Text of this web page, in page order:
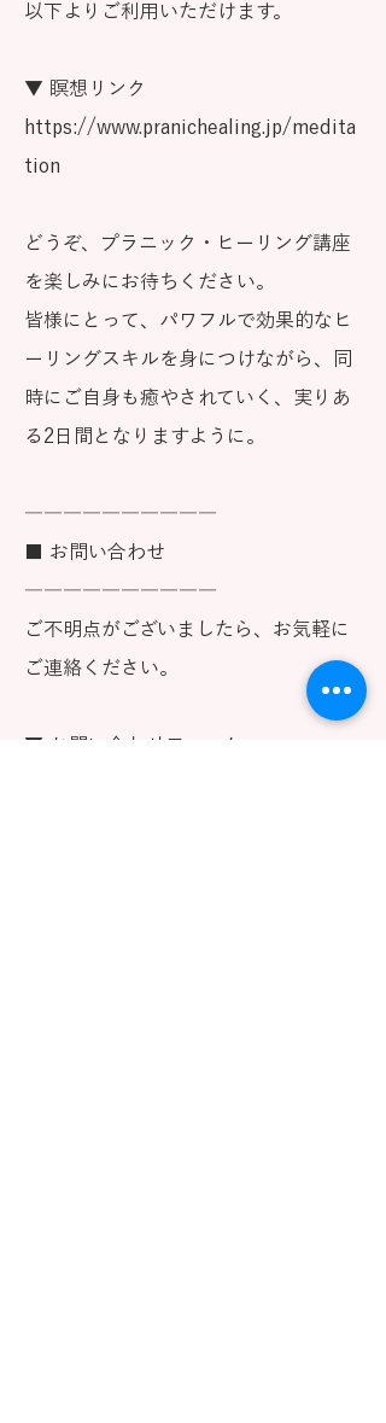
以下よりご利用いただけます。
▼ 瞑想リンク
https://www.pranichealing.jp/medita
tion
どうぞ、プラニック・ヒーリング講座
を楽しみにお待ちください。
皆様にとって、パワフルで効果的なヒ
ーリングスキルを身につけながら、同
時にご自身も癒やされていく、実りあ
る2日間となりますように。
――――――――――
■ お問い合わせ
――――――――――
ご不明点がございましたら、お気軽に
ご連絡ください。
▼ お問い合わせフォーム